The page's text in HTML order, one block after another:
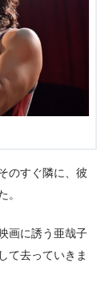
のすぐ隣に、彼
。
画に誘う亜哉子
て去っていきま